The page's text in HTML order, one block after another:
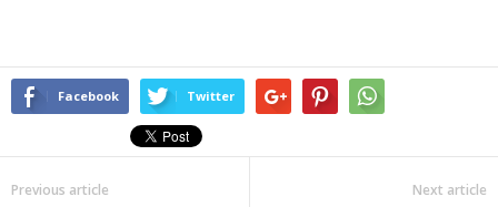
Facebook Twitter
Previous article Next article